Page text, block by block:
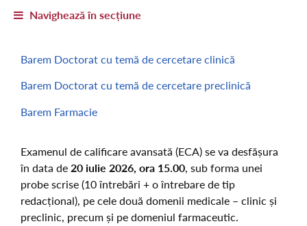
Navighează în secțiune
Barem Doctorat cu temă de cercetare clinică
Barem Doctorat cu temă de cercetare preclinică
Barem Farmacie
Examenul de calificare avansată (ECA) se va desfășura
în data de20 iulie 2026, ora 15.00, sub forma unei
probe scrise (10 întrebări + o întrebare de tip
redacțional), pe cele două domenii medicale – clinic și
preclinic, precum și pe domeniul farmaceutic.